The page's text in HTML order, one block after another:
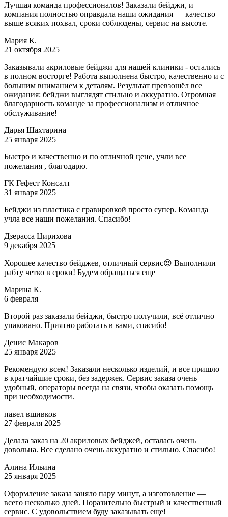
Лучшая команда профессионалов! Заказали бейджи, и
компания полностью оправдала наши ожидания — качество
выше всяких похвал, сроки соблюдены, сервис на высоте.
Мария К.
21 октября 2025
Заказывали акриловые бейджи для нашей клиники - остались
в полном восторге! Работа выполнена быстро, качественно и с
большим вниманием к деталям. Результат превзошёл все
ожидания: бейджи выглядят стильно и аккуратно. Огромная
благодарность команде за профессионализм и отличное
обслуживание!
Дарья Шахтарина
25 января 2025
Быстро и качественно и по отличной цене, учли все
пожелания , благодарю.
ГК Гефест Консалт
31 января 2025
Бейджи из пластика с гравировкой просто супер. Команда
учла все наши пожелания. Спасибо!
Дзерасса Цирихова
9 декабря 2025
Хорошее качество бейджев, отличный сервис😍 Выполнили
рабту четко в сроки! Будем обращаться еще
Марина К.
6 февраля
Второй раз заказали бейджи, быстро получили, всё отлично
упаковано. Приятно работать в вами, спасибо!
Денис Макаров
25 января 2025
Рекомендую всем! Заказали несколько изделий, и все пришло
в кратчайшие сроки, без задержек. Сервис заказа очень
удобный, операторы всегда на связи, чтобы оказать помощь
при необходимости.
павел вшивков
27 февраля 2025
Делала заказ на 20 акриловых бейджей, осталась очень
довольна. Все сделано очень аккуратно и стильно. Спасибо!
Алина Ильина
25 января 2025
Оформление заказа заняло пару минут, а изготовление —
всего несколько дней. Поразительно быстрый и качественный
сервис. С удовольствием буду заказывать еще!